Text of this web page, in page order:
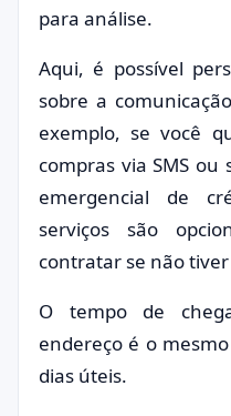
para análise.
Aqui, é possível
sobre a
exemplo, se você
compras via SMS
emergencial de
serviços são
contratar se não
O tempo de
endereço é o
dias úteis.